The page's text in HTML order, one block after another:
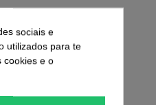
sociais e
utilizados para te
cookies e o